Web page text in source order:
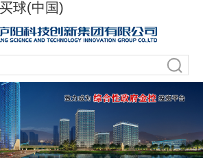
球(中国)